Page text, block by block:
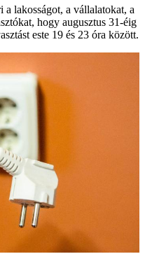
lakosságot, a vállalatokat, a
hogy augusztus 31-éig
este 19 és 23 óra között.